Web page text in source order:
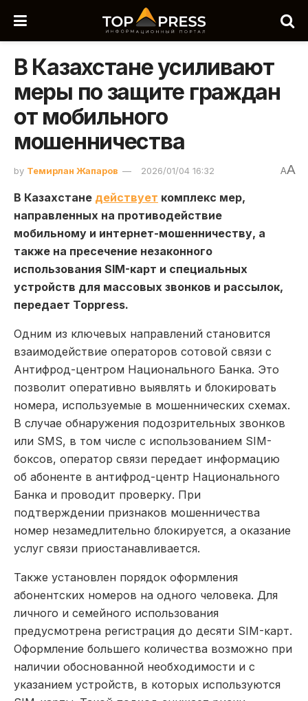
В Казахстане усиливают
меры по защите граждан
от мобильного
мошенничества
by Темирлан Жапаров 2026/01/04 16:32 AA
В Казахстане действует комплекс мер,
направленных на противодействие
мобильному и интернет-мошенничеству, а
также на пресечение незаконного
использования SIM-карт и специальных
устройств для массовых звонков и рассылок,
передает Toppress.
Одним из ключевых направлений становится
взаимодействие операторов сотовой связи с
Антифрод-центром Национального Банка. Это
позволит оперативно выявлять и блокировать
номера, используемые в мошеннических схемах.
В случае обнаружения подозрительных звонков
или SMS, в том числе с использованием SIM-
боксов, оператор связи передает информацию
об абоненте в антифрод-центр Национального
Банка и проводит проверку. При
подтверждении признаков мошенничества
номер незамедлительно блокируется, а оказание
услуг связи приостанавливается.
Также установлен порядок оформления
абонентских номеров на одного человека. Для
личного и семейного использования
предусмотрена регистрация до десяти SIM-карт.
Оформление большего количества возможно при
наличии обоснованной необходимости и с
указанием устройств, в которых используются